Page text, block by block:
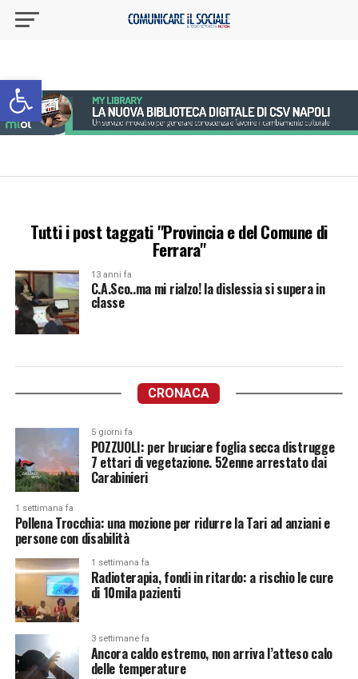
Apri la barra degli strumenti
Tutti i post taggati "Provincia e del Comune di
Ferrara"
13 anni fa
C.A.Sco..ma mi rialzo! la dislessia si supera in
classe
CRONACA
5 giorni fa
POZZUOLI: per bruciare foglia secca distrugge
7 ettari di vegetazione. 52enne arrestato dai
Carabinieri
1 settimana fa
Pollena Trocchia: una mozione per ridurre la Tari ad anziani e
persone con disabilità
1 settimana fa
Radioterapia, fondi in ritardo: a rischio le cure
di 10mila pazienti
3 settimane fa
Ancora caldo estremo, non arriva l’atteso calo
delle temperature